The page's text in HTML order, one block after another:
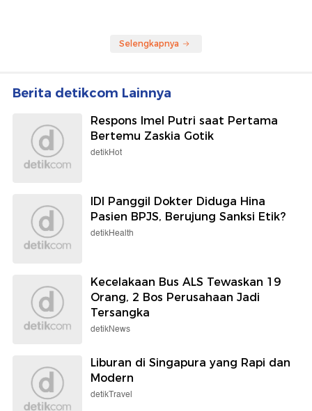
Selengkapnya
Berita detikcom Lainnya
Respons Imel Putri saat Pertama
Bertemu Zaskia Gotik
detikHot
IDI Panggil Dokter Diduga Hina
Pasien BPJS, Berujung Sanksi Etik?
detikHealth
Kecelakaan Bus ALS Tewaskan 19
Orang, 2 Bos Perusahaan Jadi
Tersangka
detikNews
Liburan di Singapura yang Rapi dan
Modern
detikTravel